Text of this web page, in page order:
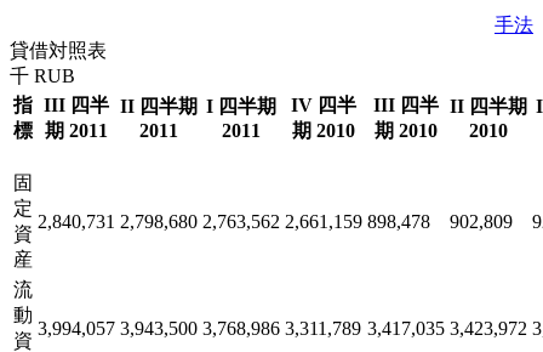
手法
貸借対照表
千 RUB
指
標
III 四半
期 2011
II 四半期
2011
I 四半期
2011
IV 四半
期 2010
III 四半
期 2010
II 四半期
2010
固
定
資
産
2,840,731 2,798,680 2,763,562 2,661,159 898,478 902,809
流
動
資
3,994,057 3,943,500 3,768,986 3,311,789 3,417,035 3,423,972